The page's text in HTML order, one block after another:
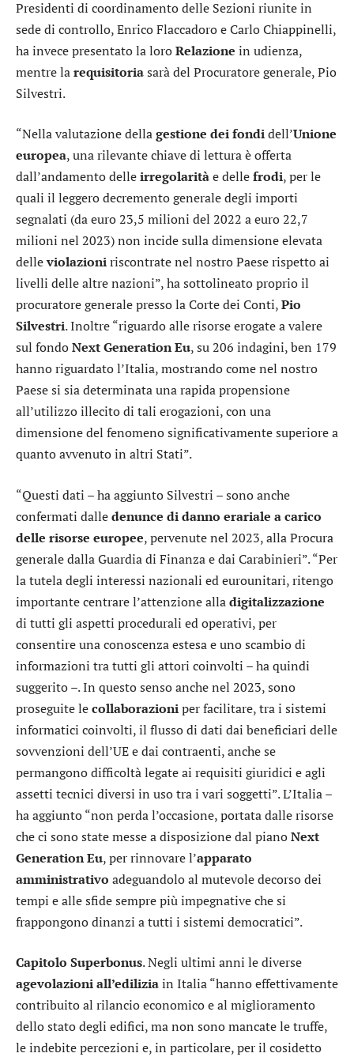
Presidenti di coordinamento delle Sezioni riunite in
sede di controllo, Enrico Flaccadoro e Carlo Chiappinelli,
ha invece presentato la loroRelazione in udienza,
mentre larequisitoriasarà del Procuratore generale, Pio
Silvestri.
“Nella valutazione dellagestione dei fondidell’Unione
europea, una rilevante chiave di lettura è offerta
dall’andamento delleirregolaritàe dellefrodi, per le
quali il leggero decremento generale degli importi
segnalati (da euro 23,5 milioni del 2022 a euro 22,7
milioni nel 2023) non incide sulla dimensione elevata
delleviolazioniriscontrate nel nostro Paese rispetto ai
livelli delle altre nazioni”, ha sottolineato proprio il
procuratore generale presso la Corte dei Conti,Pio
Silvestri. Inoltre “riguardo alle risorse erogate a valere
sul fondoNext Generation Eu, su 206 indagini, ben 179
hanno riguardato l’Italia, mostrando come nel nostro
Paese si sia determinata una rapida propensione
all’utilizzo illecito di tali erogazioni, con una
dimensione del fenomeno significativamente superiore a
quanto avvenuto in altri Stati”.
“Questi dati – ha aggiunto Silvestri – sono anche
confermati dalledenunce di danno erariale a carico
delle risorse europee, pervenute nel 2023, alla Procura
generale dalla Guardia di Finanza e dai Carabinieri”. “Per
la tutela degli interessi nazionali ed eurounitari, ritengo
importante centrare l’attenzione alladigitalizzazione
di tutti gli aspetti procedurali ed operativi, per
consentire una conoscenza estesa e uno scambio di
informazioni tra tutti gli attori coinvolti – ha quindi
suggerito –. In questo senso anche nel 2023, sono
proseguite lecollaborazioniper facilitare, tra i sistemi
informatici coinvolti, il flusso di dati dai beneficiari delle
sovvenzioni dell’UE e dai contraenti, anche se
permangono difficoltà legate ai requisiti giuridici e agli
assetti tecnici diversi in uso tra i vari soggetti”. L’Italia –
ha aggiunto “non perda l’occasione, portata dalle risorse
che ci sono state messe a disposizione dal pianoNext
Generation Eu, per rinnovare l’apparato
amministrativo adeguandolo al mutevole decorso dei
tempi e alle sfide sempre più impegnative che si
frappongono dinanzi a tutti i sistemi democratici”.
Capitolo Superbonus. Negli ultimi anni le diverse
agevolazioni all’ediliziain Italia “hanno effettivamente
contribuito al rilancio economico e al miglioramento
dello stato degli edifici, ma non sono mancate le truffe,
le indebite percezioni e, in particolare, per il cosidetto